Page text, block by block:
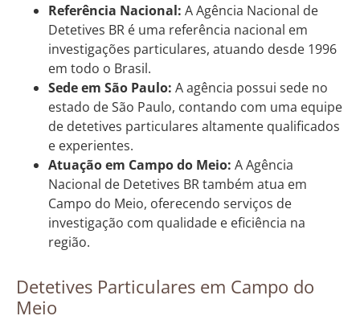
Referência Nacional: A Agência Nacional de
Detetives BR é uma referência nacional em
investigações particulares, atuando desde 1996
em todo o Brasil.
Sede em São Paulo: A agência possui sede no
estado de São Paulo, contando com uma equipe
de detetives particulares altamente qualificados
e experientes.
Atuação em Campo do Meio: A Agência
Nacional de Detetives BR também atua em
Campo do Meio, oferecendo serviços de
investigação com qualidade e eficiência na
região.
Detetives Particulares em Campo do
Meio